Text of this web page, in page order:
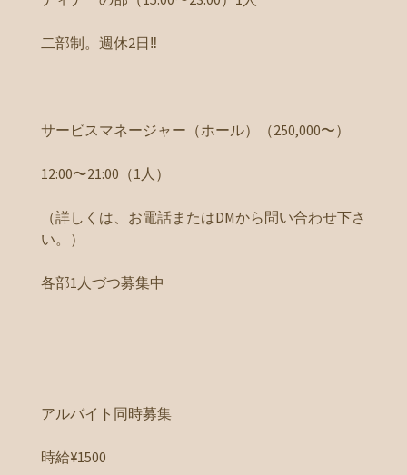
二部制。週休2日‼️
サービスマネージャー（ホール）（250,000〜）
12:00〜21:00（1人）
（詳しくは、お電話またはDMから問い合わせ下さ
い。）
各部1人づつ募集中
アルバイト同時募集
時給¥1500